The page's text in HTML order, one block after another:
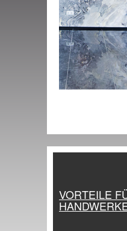
VORTEILE